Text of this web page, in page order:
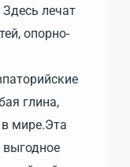
лечат
опорно-
глина,
мире.Эта
выгодное